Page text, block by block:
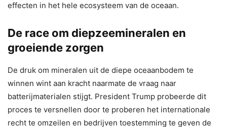
effecten in het hele ecosysteem van de oceaan.
De race om diepzeemineralen en
groeiende zorgen
De druk om mineralen uit de diepe oceaanbodem te
winnen wint aan kracht naarmate de vraag naar
batterijmaterialen stijgt. President Trump probeerde dit
proces te versnellen door te proberen het internationale
recht te omzeilen en bedrijven toestemming te geven de